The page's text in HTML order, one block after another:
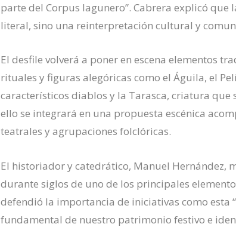
parte del Corpus lagunero”. Cabrera explicó que
literal, sino una reinterpretación cultural y
El desfile volverá a poner en escena elementos
rituales y figuras alegóricas como el Águila, el
característicos diablos y la Tarasca, criatura
ello se integrará en una propuesta escénica
teatrales y agrupaciones folclóricas.
El historiador y catedrático, Manuel Hernández,
durante siglos de uno de los principales
defendió la importancia de iniciativas como esta
fundamental de nuestro patrimonio festivo e